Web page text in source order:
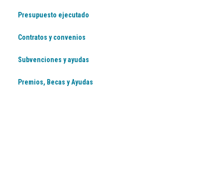
Presupuesto ejecutado
Contratos y convenios
Subvenciones y ayudas
Premios, Becas y Ayudas